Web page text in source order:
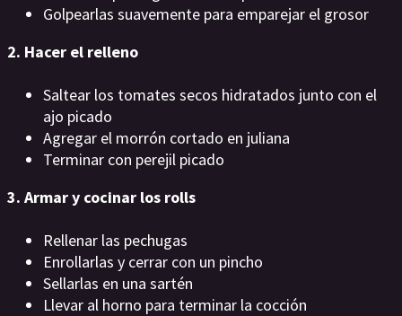
Golpearlas suavemente para emparejar el grosor
2. Hacer el relleno
Saltear los tomates secos hidratados junto con el
ajo picado
Agregar el morrón cortado en juliana
Terminar con perejil picado
3. Armar y cocinar los rolls
Rellenar las pechugas
Enrollarlas y cerrar con un pincho
Sellarlas en una sartén
Llevar al horno para terminar la cocción